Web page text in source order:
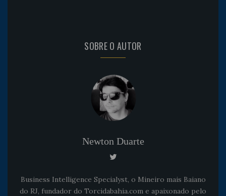
SOBRE O AUTOR
Newton Duarte
Business Intelligence Specialyst, o Mineiro mais Baiano
do RJ, fundador do Torcidabahia.com e apaixonado pelo